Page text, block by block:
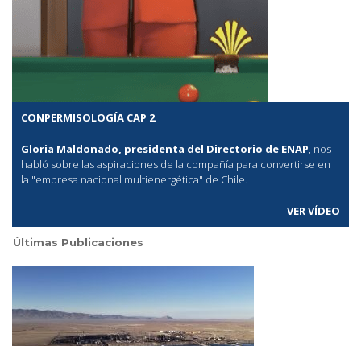
CONPERMISOLOGÍA CAP 2
Gloria Maldonado, presidenta del Directorio de ENAP , nos
habló sobre las aspiraciones de la compañía para convertirse en
la "empresa nacional multienergética" de Chile.
VER VÍDEO
Últimas Publicaciones